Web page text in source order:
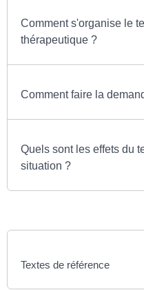
Comment s'organise le
thérapeutique ?
Comment faire la
Quels sont les effets du
situation ?
Textes de référence